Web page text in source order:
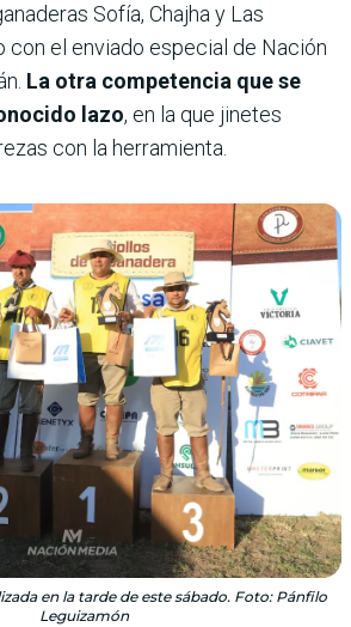
Sofía, Chajha y Las
con el enviado especial de Nación
La otra competencia que se
lazo, en la que jinetes
con la herramienta.
en la tarde de este sábado. Foto: Pánfilo
Leguizamón